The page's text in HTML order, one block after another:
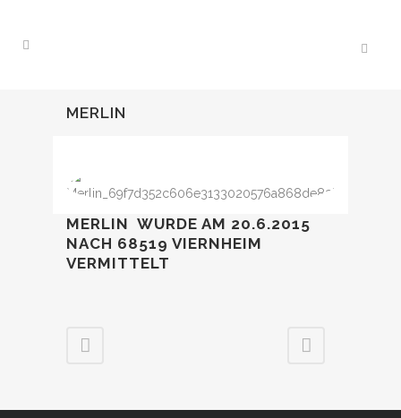
MERLIN
MERLIN WURDE AM 20.6.2015
NACH 68519 VIERNHEIM
VERMITTELT